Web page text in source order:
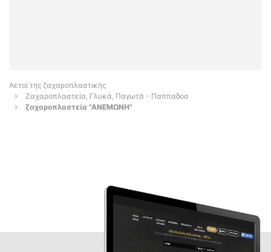
Αετοί της ζαχαροπλαστικής
Ζαχαροπλαστεία, Γλυκά, Παγωτά - Παππαδοσ
ζαχαροπλαστεία "ΑΝΕΜΩNH"